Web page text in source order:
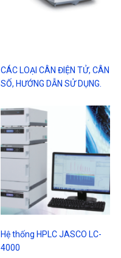
CÁC LOẠI CÂN ĐIỆN TỬ, CÂN
SỐ, HƯỚNG DẪN SỬ DỤNG.
Hệ thống HPLC JASCO LC-
4000